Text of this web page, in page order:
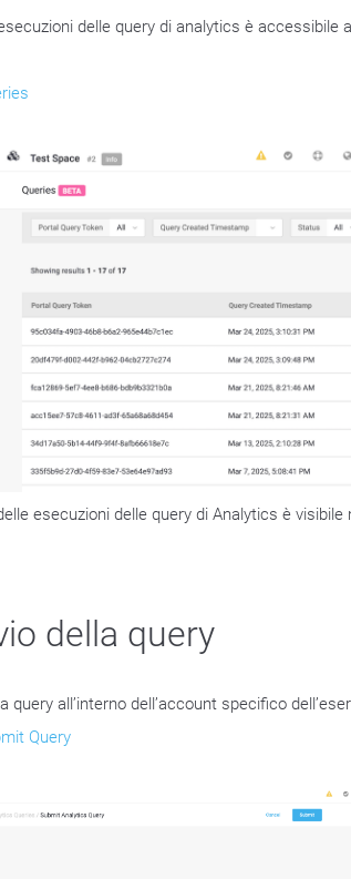
delle query di analytics è accessibile
esecuzioni delle query di Analytics è visibile
della query
query all’interno dell’account specifico
Query